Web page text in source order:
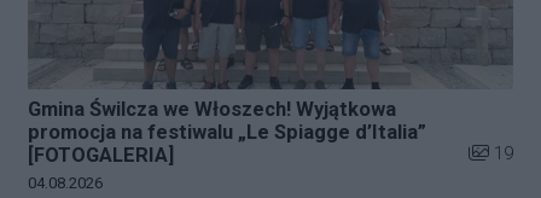
Gmina Świlcza we Włoszech! Wyjątkowa
promocja na festiwalu „Le Spiagge d’Italia”
[FOTOGALERIA]
Liczba
19
Data dodania galerii:
04.08.2026